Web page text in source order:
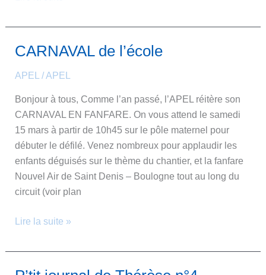
CARNAVAL de l’école
APEL /APEL
Bonjour à tous, Comme l’an passé, l’APEL réitère son
CARNAVAL EN FANFARE. On vous attend le samedi
15 mars à partir de 10h45 sur le pôle maternel pour
débuter le défilé. Venez nombreux pour applaudir les
enfants déguisés sur le thème du chantier, et la fanfare
Nouvel Air de Saint Denis – Boulogne tout au long du
circuit (voir plan
CARNAVAL
l’école
Lire la suite »
P’tit